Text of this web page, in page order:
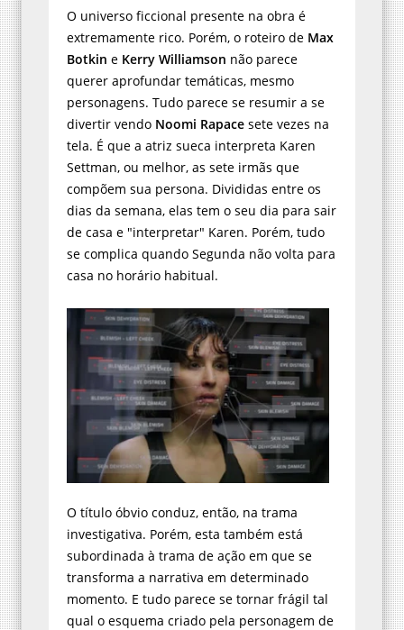
O universo ficcional presente na obra é
extremamente rico. Porém, o roteiro de Max
Botkin e Kerry Williamson não parece
querer aprofundar temáticas, mesmo
personagens. Tudo parece se resumir a se
divertir vendo Noomi Rapace sete vezes na
tela. É que a atriz sueca interpreta Karen
Settman, ou melhor, as sete irmãs que
compõem sua persona. Divididas entre os
dias da semana, elas tem o seu dia para sair
de casa e "interpretar" Karen. Porém, tudo
se complica quando Segunda não volta para
casa no horário habitual.
O título óbvio conduz, então, na trama
investigativa. Porém, esta também está
subordinada à trama de ação em que se
transforma a narrativa em determinado
momento. E tudo parece se tornar frágil tal
qual o esquema criado pela personagem de